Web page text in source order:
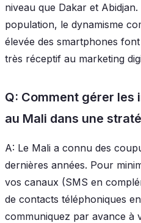
niveau que Dakar et
population, le dynamisme
élevée des smartphones
très réceptif au marketing
Q: Comment gérer
au Mali dans une
A: Le Mali a connu des
dernières années. Pour
vos canaux (SMS en
de contacts téléphoniques
communiquez par avance à